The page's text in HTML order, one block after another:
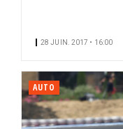
28 JUIN. 2017 • 16:00
AUTO